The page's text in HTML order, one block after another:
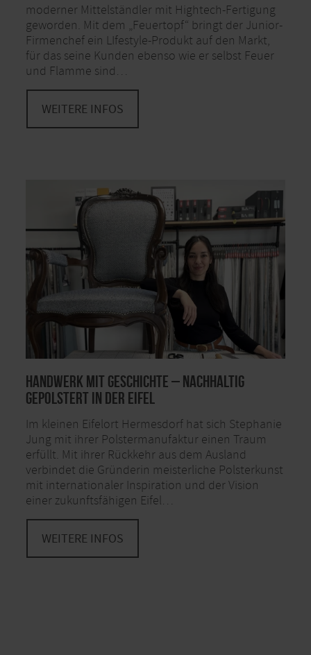
moderner Mittelständler mit Hightech-Fertigung
geworden. Mit dem „Feuertopf“ bringt der Junior-
Firmenchef ein LIfestyle-Produkt auf den Markt,
für das seine Kunden ebenso wie er selbst Feuer
und Flamme sind…
WEITERE INFOS
Handwerk mit Geschichte – Nachhaltig
gepolstert in der Eifel
Im kleinen Eifelort Hermesdorf hat sich Stephanie
Jung mit ihrer Polstermanufaktur einen Traum
erfüllt. Mit ihrer Rückkehr aus dem Ausland
verbindet die Gründerin meisterliche Polsterkunst
mit internationaler Inspiration und der Vision
einer zukunftsfähigen Eifel…
WEITERE INFOS